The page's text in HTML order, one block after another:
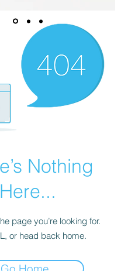
Nothing
Here...
page you’re looking for.
or head back home.